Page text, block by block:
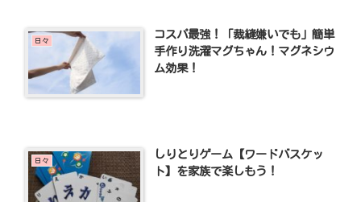
日々
コスパ最強！「裁縫嫌いでも」簡単
手作り洗濯マグちゃん！マグネシウ
ム効果！
日々
しりとりゲーム【ワードバスケッ
ト】を家族で楽しもう！